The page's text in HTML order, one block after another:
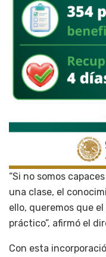
“Si no somos
una clase, el
ello, queremos que
práctico”, afirmó el
Con esta